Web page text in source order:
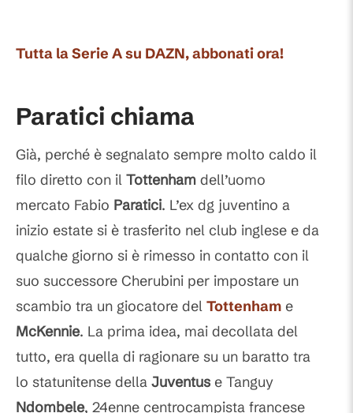
Tutta la Serie A su DAZN, abbonati ora!
Paratici chiama
Già, perché è segnalato sempre molto caldo il
filo diretto con il Tottenham dell’uomo
mercato Fabio Paratici. L’ex dg juventino a
inizio estate si è trasferito nel club inglese e da
qualche giorno si è rimesso in contatto con il
suo successore Cherubini per impostare un
scambio tra un giocatore del Tottenham e
McKennie. La prima idea, mai decollata del
tutto, era quella di ragionare su un baratto tra
lo statunitense della Juventus e Tanguy
Ndombele, 24enne centrocampista francese